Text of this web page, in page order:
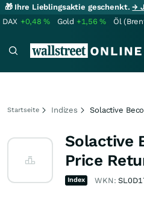
🎁 Ihre Lieblingsaktie geschenkt.→
DAX +0,48% Gold +1,56% Öl
Startseite Indizes Solactive
Solactive
Price
Index WKN: